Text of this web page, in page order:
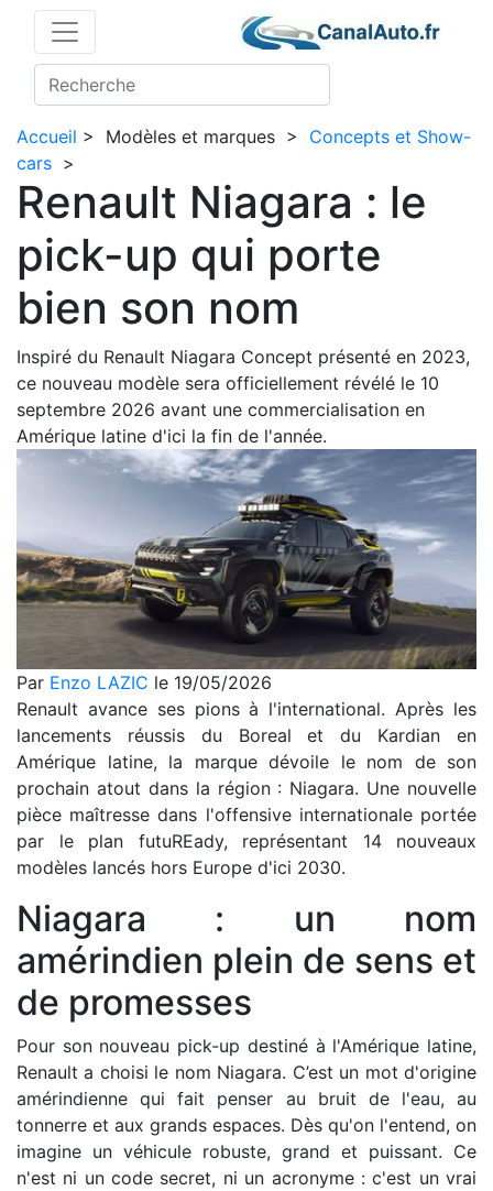
Accueil > Modèles et marques > Concepts et Show-
cars >
Renault Niagara : le
pick-up qui porte
bien son nom
Inspiré du Renault Niagara Concept présenté en 2023,
ce nouveau modèle sera officiellement révélé le 10
septembre 2026 avant une commercialisation en
Amérique latine d'ici la fin de l'année.
Par Enzo LAZIC le 19/05/2026
Renault avance ses pions à l'international. Après les
lancements réussis du Boreal et du Kardian en
Amérique latine, la marque dévoile le nom de son
prochain atout dans la région : Niagara. Une nouvelle
pièce maîtresse dans l'offensive internationale portée
par le plan futuREady, représentant 14 nouveaux
modèles lancés hors Europe d'ici 2030.
Niagara : un nom
amérindien plein de sens et
de promesses
Pour son nouveau pick-up destiné à l'Amérique latine,
Renault a choisi le nom Niagara. C’est un mot d'origine
amérindienne qui fait penser au bruit de l'eau, au
tonnerre et aux grands espaces. Dès qu'on l'entend, on
imagine un véhicule robuste, grand et puissant. Ce
n'est ni un code secret, ni un acronyme : c'est un vrai